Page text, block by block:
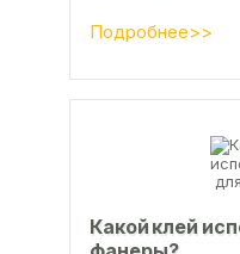
Подробнее>>
Какой клей